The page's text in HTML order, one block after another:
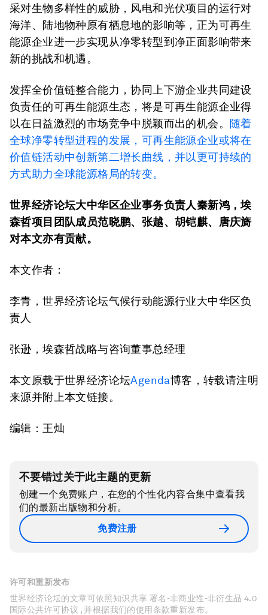
采对生物多样性的威胁，风电和光伏项目的运行对
海洋、陆地物种原有栖息地的影响等，正为可再生
能源企业进一步实现从净零转型到净正面影响带来
新的挑战和机遇。
发挥全价值链整合能力，协同上下游企业共同建设
负责任的可再生能源生态，将是可再生能源企业得
以在日益激烈的市场竞争中脱颖而出的机会。 随着
全球净零转型进程的发展，可再生能源企业或将在
价值链活动中创新第二增长曲线，并以更可持续的
方式助力全球能源格局的转变。
世界经济论坛大中华区企业事务负责人秦新鸿，埃
森哲项目团队成员范晓鹏、张越、胡铠麒、唐庆旖
对本文亦有贡献。
本文作者：
李青，世界经济论坛气候行动能源行业大中华区负
责人
张逊，埃森哲战略与咨询董事总经理
本文原载于世界经济论坛Agenda博客，转载请注明
来源并附上本文链接。
编辑：王灿
不要错过关于此主题的更新
创建一个免费账户，在您的个性化内容合集中查看我
们的最新出版物和分析。
免费注册
许可和重新发布
世界经济论坛的文章可依照知识共享 署名-非商业性-非衍生品 4.0
国际公共许可协议 , 并根据我们的使用条款重新发布。